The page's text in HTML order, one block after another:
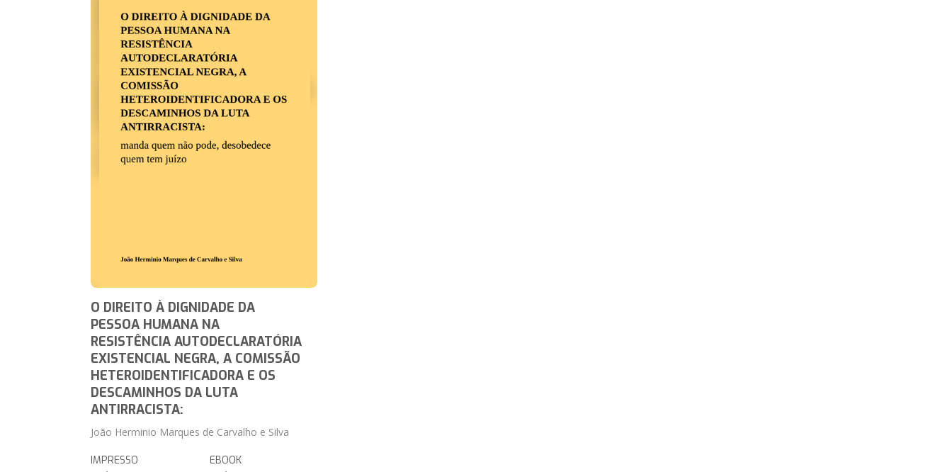
O DIREITO À DIGNIDADE DA
PESSOA HUMANA NA
RESISTÊNCIA AUTODECLARATÓRIA
EXISTENCIAL NEGRA, A COMISSÃO
HETEROIDENTIFICADORA E OS
DESCAMINHOS DA LUTA
ANTIRRACISTA:
João Herminio Marques de Carvalho e Silva
IMPRESSO EBOOK